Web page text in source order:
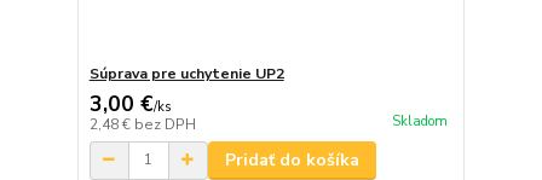
Súprava pre uchytenie UP2
3,00 €/ks
2,48 € bez DPH Skladom
Pridať do košíka